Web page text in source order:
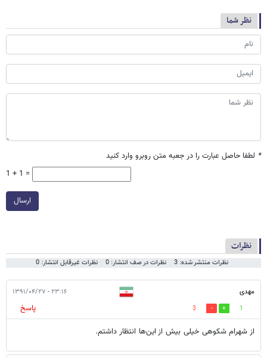
نظر شما
* لطفا حاصل عبارت را در جعبه متن روبرو وارد کنید
1 + 1 =
ارسال
نظرات
نظرات منتشر شده: 3 نظرات در صف انتشار: 0 نظرات غیرقابل انتشار: 0
مهدی ۲۳:۱۶ - ۱۳۹۱/۰۴/۲۷
1
3
پاسخ
از شهرام شکوهی خیلی بیش از این‌ها انتظار داشتم.